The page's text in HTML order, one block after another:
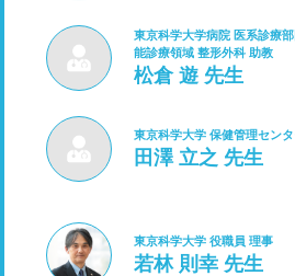
東京科学大学病院 医系診療
能診療領域 整形外科 助教
松倉 遊 先生
東京科学大学 保健管理セン
田澤 立之 先生
東京科学大学 役職員 理事
若林 則幸 先生